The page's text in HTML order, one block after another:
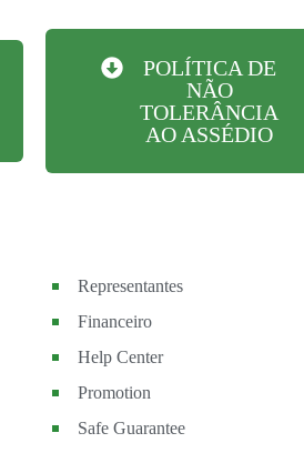
POLÍTICA DE
NÃO
TOLERÂNCIA
AO ASSÉDIO
Representantes
Financeiro
Help Center
Promotion
Safe Guarantee